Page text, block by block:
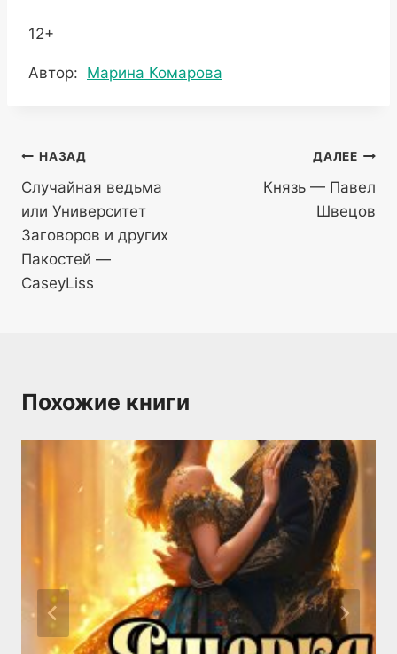
12+
Метки
Автор: Марина Комарова
Навигация
по
записям
НАЗАД
Случайная ведьма
или Университет
Заговоров и других
Пакостей —
CaseyLiss
ДАЛЕЕ
Князь — Павел
Швецов
Похожие книги